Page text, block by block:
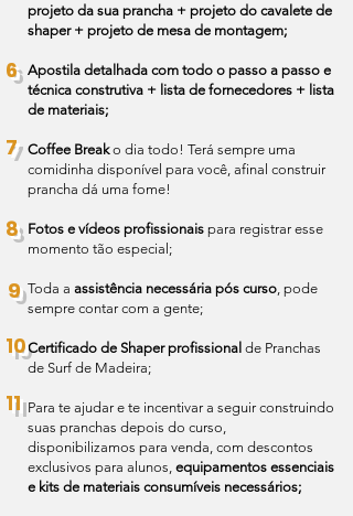
projeto da sua prancha + projeto do cavalete de
shaper + projeto de mesa de montagem;
Apostila detalhada com todo o passo a passo e
técnica construtiva + lista de fornecedores + lista
de materiais;
Coffee Breako dia todo! Terá sempre uma
comidinha disponível para você, afinal construir
prancha dá uma fome!
Fotos e vídeos profissionais para registrar esse
momento tão especial;
Toda a assistência necessária pós curso , pode
sempre contar com a gente;
Certificado de Shaper profissional de Pranchas
de Surf de Madeira;
​Para te ajudar e te incentivar a seguir construindo
suas pranchas depois do curso,
disponibilizamos para venda, com descontos
exclusivos para alunos, equipamentos essenciais
e kits de materiais consumíveis necessários;
6
7
8
9
10
11